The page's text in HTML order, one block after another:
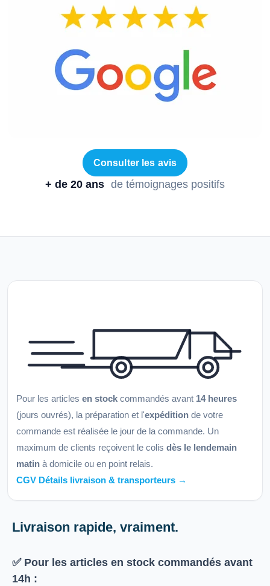
Consulter les avis
+ de 20 ans de témoignages positifs
Pour les articles en stock commandés avant 14 heures
(jours ouvrés), la préparation et l'expédition de votre
commande est réalisée le jour de la commande. Un
maximum de clients reçoivent le colis dès le lendemain
matin à domicile ou en point relais.
CGV Détails livraison & transporteurs →
Livraison rapide, vraiment.
✅ Pour les articles en stock commandés avant
14h :